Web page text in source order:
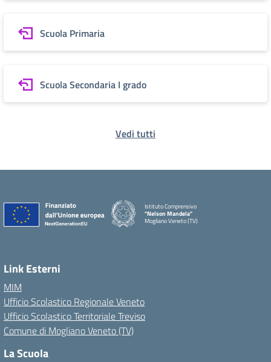
Scuola Primaria
Scuola Secondaria I grado
Vedi tutti
Istituto Comprensivo
"Nelson Mandela"
Mogliano Veneto (TV)
Link Esterni
MIM
Ufficio Scolastico Regionale Veneto
Ufficio Scolastico Territoriale Treviso
Comune di Mogliano Veneto (TV)
La Scuola